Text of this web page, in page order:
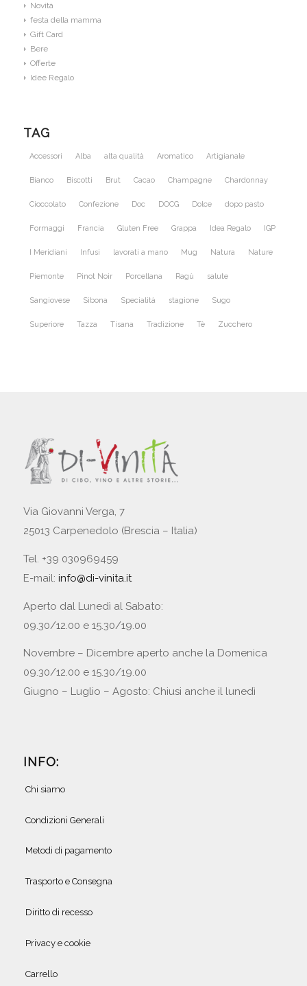
Novità
festa della mamma
Gift Card
Bere
Offerte
Idee Regalo
TAG
Accessori Alba alta qualità Aromatico Artigianale
Bianco Biscotti Brut Cacao Champagne Chardonnay
Cioccolato Confezione Doc DOCG Dolce dopo pasto
Formaggi Francia Gluten Free Grappa Idea Regalo IGP
I Meridiani Infusi lavorati a mano Mug Natura Nature
Piemonte Pinot Noir Porcellana Ragù salute
Sangiovese Sibona Specialità stagione Sugo
Superiore Tazza Tisana Tradizione Tè Zucchero
Via Giovanni Verga, 7
25013 Carpenedolo (Brescia – Italia)
Tel. +39 030969459
E-mail: info@di-vinita.it
Aperto dal Lunedì al Sabato:
09.30/12.00 e 15.30/19.00
Novembre – Dicembre aperto anche la Domenica
09.30/12.00 e 15.30/19.00
Giugno – Luglio – Agosto: Chiusi anche il lunedì
INFO:
Chi siamo
Condizioni Generali
Metodi di pagamento
Trasporto e Consegna
Diritto di recesso
Privacy e cookie
Carrello